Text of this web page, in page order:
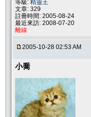
等級: 精靈王
文章: 329
註冊時間: 2005-08-24
最近來訪: 2008-07-20
離線
2005-10-28 02:53 AM
小喬